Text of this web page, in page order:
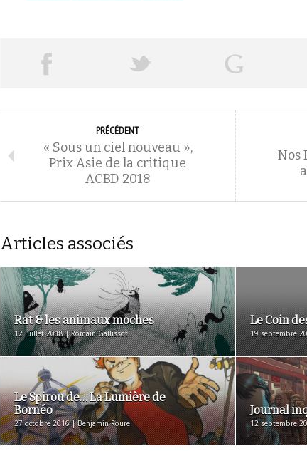
PRÉCÉDENT
« Sous un ciel nouveau »,
Prix Asie de la critique
ACBD 2018
Nos
Articles associés
Rat & les animaux moches
12 juillet 2018 | Romain Gallissot
Le Coin
19 septembre
Le Spirou de… La Lumière de
Bornéo
27 octobre 2016 | Benjamin Roure
Journal
12 septembre